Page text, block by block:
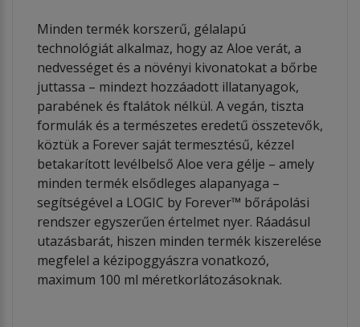
Minden termék korszerű, gélalapú
technológiát alkalmaz, hogy az Aloe verát, a
nedvességet és a növényi kivonatokat a bőrbe
juttassa – mindezt hozzáadott illatanyagok,
parabének és ftalátok nélkül. A vegán, tiszta
formulák és a természetes eredetű összetevők,
köztük a Forever saját termesztésű, kézzel
betakarított levélbelső Aloe vera gélje – amely
minden termék elsődleges alapanyaga –
segítségével a LOGIC by Forever™ bőrápolási
rendszer egyszerűen értelmet nyer. Ráadásul
utazásbarát, hiszen minden termék kiszerelése
megfelel a kézipoggyászra vonatkozó,
maximum 100 ml méretkorlátozásoknak.